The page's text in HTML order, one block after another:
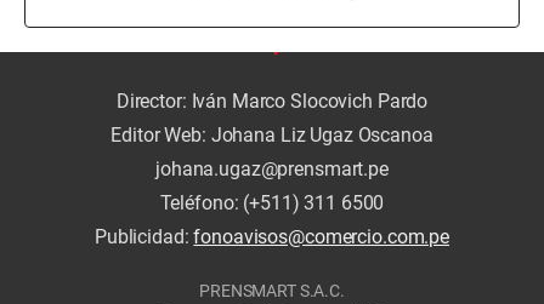
Director: Iván Marco Slocovich Pardo
Editor Web: Johana Liz Ugaz Oscanoa
johana.ugaz@prensmart.pe
Teléfono: (+511) 311 6500
Publicidad:fonoavisos@comercio.com.pe
PRENSMART S.A.C.